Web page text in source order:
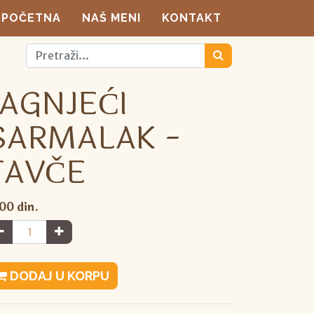
POČETNA NAŠ MENI KONTAKT
-
din.
DODAJ U KORPU